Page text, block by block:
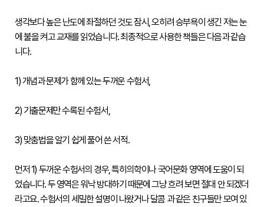
인
시험
소개
시
험
보
기
관
등
급
제
내
생각보다 높은 난도에 좌절하던 것도 잠시, 오히려 승부욕이 생긴 저는 눈
에 불을 켜고 교재를 읽었습니다. 최종적으로 사용한 책들은 다음과 같습
니다.
1) 개념과 문제가 함께 있는 두꺼운 수험서,
2) 기출문제만 수록된 수험서,
3) 맞춤법을 알기 쉽게 풀어 쓴 서적.
먼저 1) 두꺼운 수험서의 경우, 특히의학이나 국어문화 영역에 도움이 되
었습니다. 두 영역은 워낙 방대하기 때문에 그냥 흐려 보면 절대 안 되겠더
라고요. 수험서의 세밀한 설명이 나왔거나 달콤 과 같은 친구들만 모여 있